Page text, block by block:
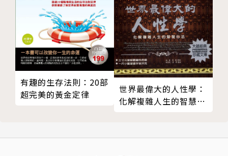
譚淑卿 「嫺人的好日子」部落格版主
「看完深受鼓舞。深受吸引的是，麥加莉醫師近八十年
的行醫生涯，以及她走過的百年歲月。這種經驗是很難
複製的。」—張德明，前臺北榮民總醫院院長、美國風
濕學院大師
有戚戚焉！傾聽、探索、找出病痛的解方，這個過程不
僅費時，更需要豐富的經驗累積。我驚覺在習醫的旅途
24 天使現身
練習：5步驟與他人建立連結
祕訣五 每件事都是你的老師
25 挫折裡有寶藏
26 擁抱生命，不再對戰
27 夢的指引
28 當你總是在受苦
練習：8步驟學習人生的功課
有趣的生存法則：20部
超完美的黃金定律
世界最偉大的人性學：
化解複雜人生的智慧心